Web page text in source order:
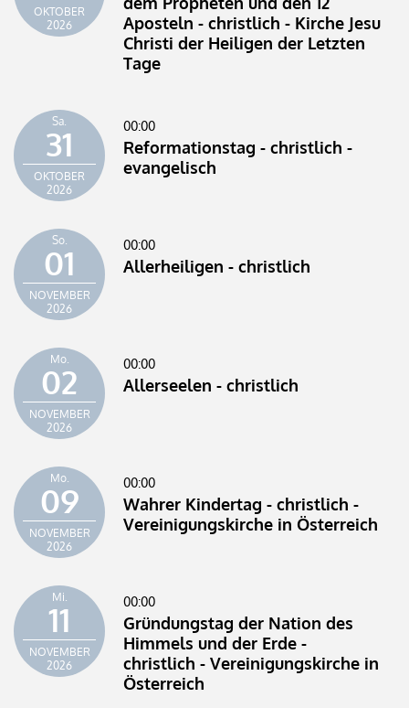
OKTOBER
2026
Aposteln - christlich - Kirche Jesu
Christi der Heiligen der Letzten
Tage
Sa.
31
OKTOBER
2026
00:00
Reformationstag - christlich -
evangelisch
So.
01
NOVEMBER
2026
00:00
Allerheiligen - christlich
Mo.
02
NOVEMBER
2026
00:00
Allerseelen - christlich
Mo.
09
NOVEMBER
2026
00:00
Wahrer Kindertag - christlich -
Vereinigungskirche in Österreich
Mi.
11
NOVEMBER
2026
00:00
Gründungstag der Nation des
Himmels und der Erde -
christlich - Vereinigungskirche in
Österreich